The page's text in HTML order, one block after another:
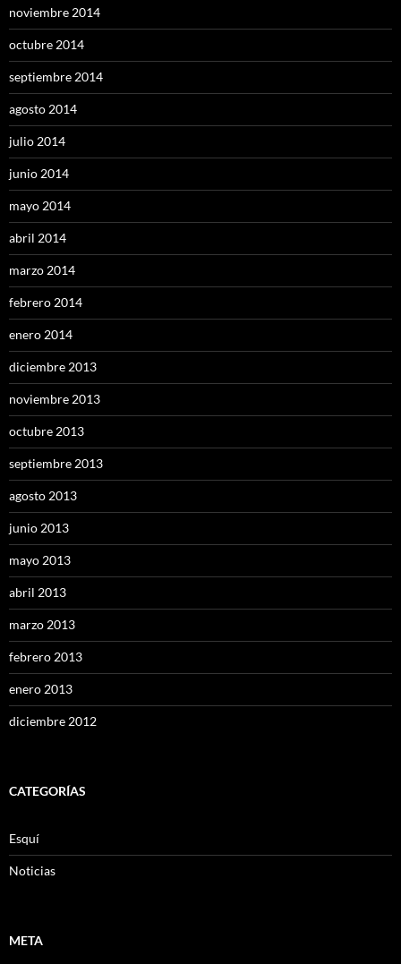
noviembre 2014
octubre 2014
septiembre 2014
agosto 2014
julio 2014
junio 2014
mayo 2014
abril 2014
marzo 2014
febrero 2014
enero 2014
diciembre 2013
noviembre 2013
octubre 2013
septiembre 2013
agosto 2013
junio 2013
mayo 2013
abril 2013
marzo 2013
febrero 2013
enero 2013
diciembre 2012
CATEGORÍAS
Esquí
Noticias
META